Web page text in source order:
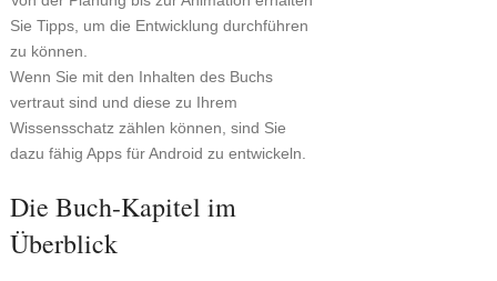
Sie Tipps, um die Entwicklung durchführen
zu können.
Wenn Sie mit den Inhalten des Buchs
vertraut sind und diese zu Ihrem
Wissensschatz zählen können, sind Sie
dazu fähig Apps für Android zu entwickeln.
Die Buch-Kapitel im
Überblick